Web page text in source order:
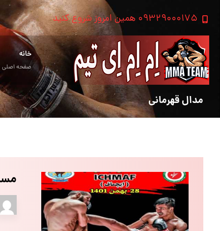
۰۹۳۲۹۰۰۰۱۷۵ همین امروز شروع کنید
خانه
صفحه اصلی
مدال قهرمانی